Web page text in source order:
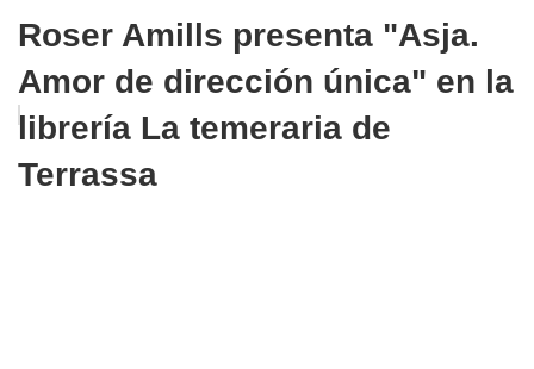
Roser Amills presenta "Asja.
Amor de dirección única" en la
librería La temeraria de
Terrassa